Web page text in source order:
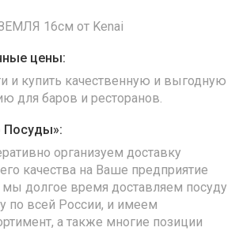
16см от Kenai
цены:
и купить качественную и выгодную
для баров и ресторанов.
Посуды»:
организуем доставку
качества на Ваше предприятие
долгое время доставляем посуду
по всей России, и имеем
а также многие позиции